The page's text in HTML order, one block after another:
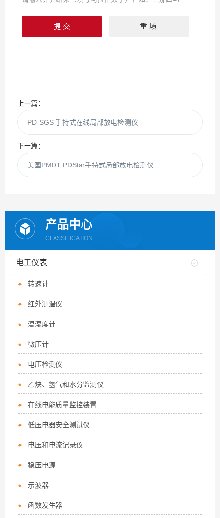
上一篇：
PD-SGS 手持式在线局部放电检测仪
下一篇：
美国PMDT PDStar手持式局部放电检测仪
产品中心
CLASSIFICATION
电工仪表
转速计
红外测温仪
温湿度计
微压计
电压检测仪
乙炔、氢气和水分监测仪
在线电能质量监控装置
低压电器安全测试仪
电压和电流记录仪
稳压电源
示波器
函数发生器